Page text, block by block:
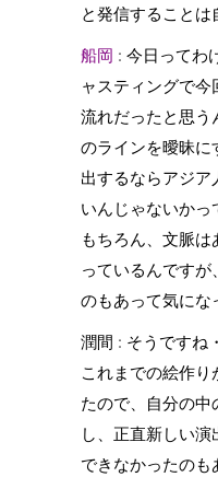
と発信することは
船岡 : 今日ってわ
ャスティングで
流れだったと思う
のラインを曖昧に
出するならアジ
いんじゃないかっ
もちろん、文脈
っているんです
のもあって気にな
潤間 : そうですね
これまでの絵作
たので、自分の中
し、正直新しい
できなかったのも